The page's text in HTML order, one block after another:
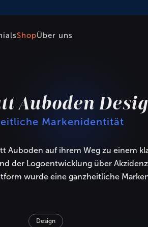
ShopÜber uns
Auboden
Markenidentität
Auboden auf ihrem Weg zu einem
der Logoentwicklung über
wurde eine ganzheitliche
Design